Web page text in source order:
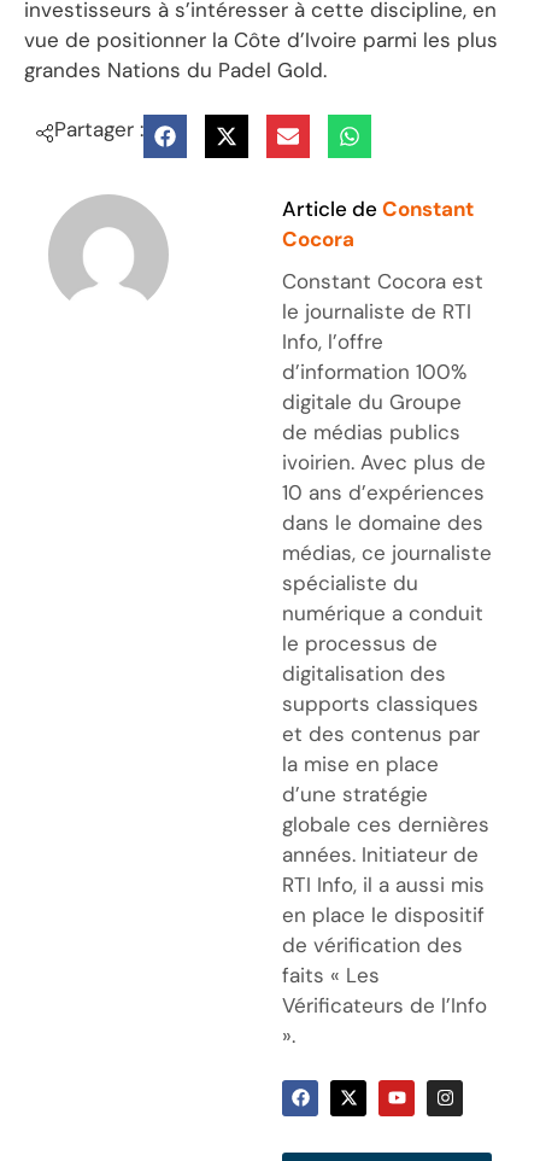
investisseurs à s’intéresser à cette discipline, en
vue de positionner la Côte d’Ivoire parmi les plus
grandes Nations du Padel Gold.
Partager :
Article de Constant
Cocora
Constant Cocora est
le journaliste de RTI
Info, l’offre
d’information 100%
digitale du Groupe
de médias publics
ivoirien. Avec plus de
10 ans d’expériences
dans le domaine des
médias, ce journaliste
spécialiste du
numérique a conduit
le processus de
digitalisation des
supports classiques
et des contenus par
la mise en place
d’une stratégie
globale ces dernières
années. Initiateur de
RTI Info, il a aussi mis
en place le dispositif
de vérification des
faits « Les
Vérificateurs de l’Info
».